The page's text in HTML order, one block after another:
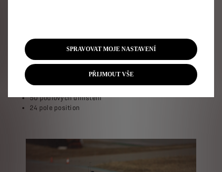
Klíčové výsledky od zapojení společnosti DS Automobiles
do Formule E:
50 pódiových umístění
24 pole position
SPRAVOVAT MOJE NASTAVENÍ
PŘIJMOUT VŠE